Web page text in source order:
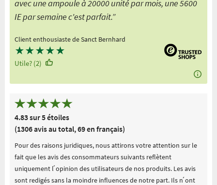
avec une ampoule à 20000 unité par mois, une 5600
IE par semaine c'est parfait.”
Client enthousiaste de Sanct Bernhard
★★★★★
Utile? (2)
4.83 sur 5 étoiles
(1306 avis au total, 69 en français)
Pour des raisons juridiques, nous attirons votre attention sur le
fait que les avis des consommateurs suivants reflètent
uniquement l ́opinion des utilisateurs de nos produits. Les avis
sont redigés sans la moindre influences de notre part. Ils n ́ont